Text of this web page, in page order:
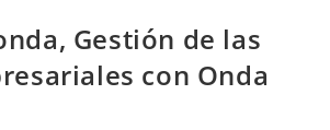
Gestión de las
con Onda